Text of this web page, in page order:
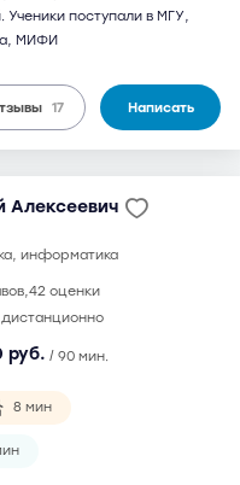
Ученики поступали в МГУ,
МИФИ
17 Написать
Алексеевич
информатика
42 оценки
руб. / 90 мин.
8 мин